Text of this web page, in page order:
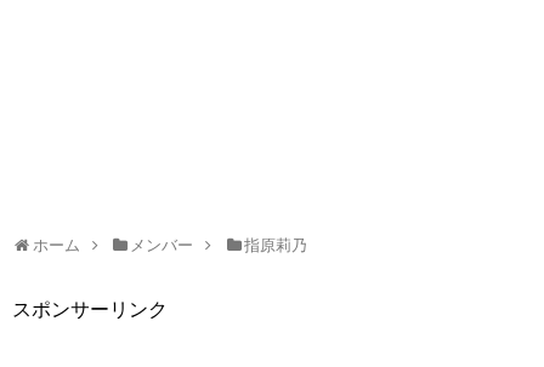
ホーム メンバー 指原莉乃
スポンサーリンク